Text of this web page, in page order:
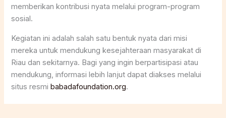
memberikan kontribusi nyata melalui program-program
sosial.
Kegiatan ini adalah salah satu bentuk nyata dari misi
mereka untuk mendukung kesejahteraan masyarakat di
Riau dan sekitarnya. Bagi yang ingin berpartisipasi atau
mendukung, informasi lebih lanjut dapat diakses melalui
situs resmibabadafoundation.org.